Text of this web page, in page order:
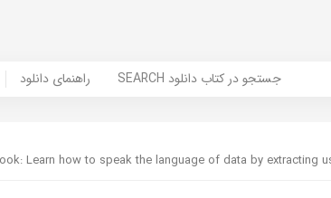
راهنمای دانلود SEARCH جستجو در کتاب دانلود
Learn how to speak the language of data by extracting